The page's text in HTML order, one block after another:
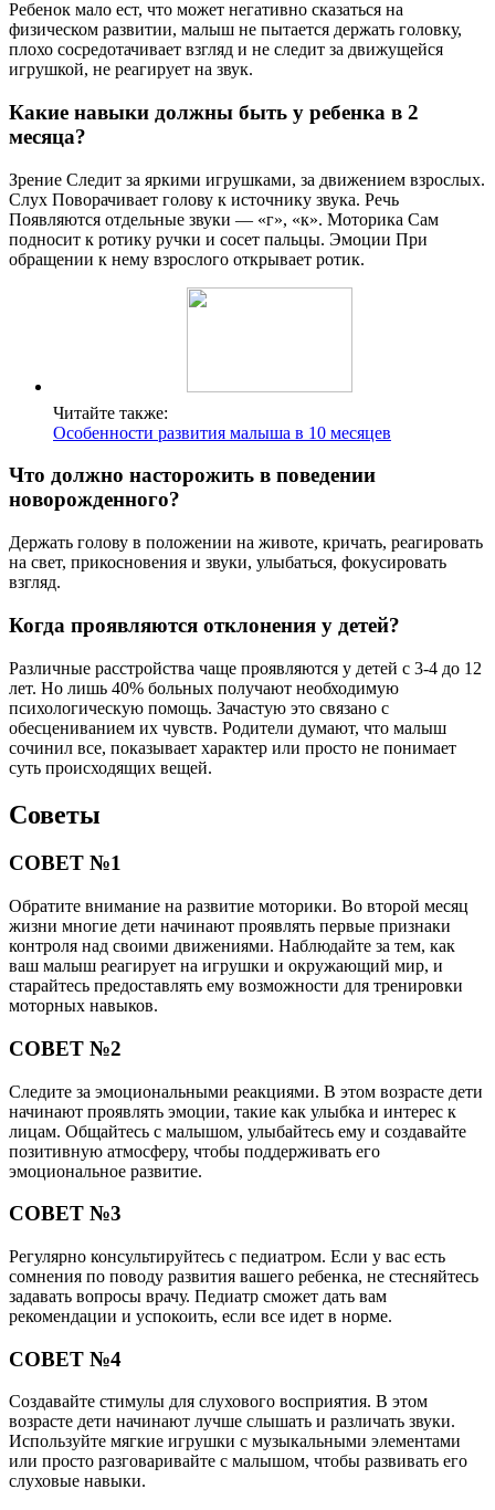
Ребенок мало ест, что может негативно сказаться на
физическом развитии, малыш не пытается держать головку,
плохо сосредотачивает взгляд и не следит за движущейся
игрушкой, не реагирует на звук.
Какие навыки должны быть у ребенка в 2
месяца?
Зрение Следит за яркими игрушками, за движением взрослых.
Слух Поворачивает голову к источнику звука. Речь
Появляются отдельные звуки — «г», «к». Моторика Сам
подносит к ротику ручки и сосет пальцы. Эмоции При
обращении к нему взрослого открывает ротик.
Читайте также:
Особенности развития малыша в 10 месяцев
Что должно насторожить в поведении
новорожденного?
Держать голову в положении на животе, кричать, реагировать
на свет, прикосновения и звуки, улыбаться, фокусировать
взгляд.
Когда проявляются отклонения у детей?
Различные расстройства чаще проявляются у детей с 3-4 до 12
лет. Но лишь 40% больных получают необходимую
психологическую помощь. Зачастую это связано с
обесцениванием их чувств. Родители думают, что малыш
сочинил все, показывает характер или просто не понимает
суть происходящих вещей.
Советы
СОВЕТ №1
Обратите внимание на развитие моторики. Во второй месяц
жизни многие дети начинают проявлять первые признаки
контроля над своими движениями. Наблюдайте за тем, как
ваш малыш реагирует на игрушки и окружающий мир, и
старайтесь предоставлять ему возможности для тренировки
моторных навыков.
СОВЕТ №2
Следите за эмоциональными реакциями. В этом возрасте дети
начинают проявлять эмоции, такие как улыбка и интерес к
лицам. Общайтесь с малышом, улыбайтесь ему и создавайте
позитивную атмосферу, чтобы поддерживать его
эмоциональное развитие.
СОВЕТ №3
Регулярно консультируйтесь с педиатром. Если у вас есть
сомнения по поводу развития вашего ребенка, не стесняйтесь
задавать вопросы врачу. Педиатр сможет дать вам
рекомендации и успокоить, если все идет в норме.
СОВЕТ №4
Создавайте стимулы для слухового восприятия. В этом
возрасте дети начинают лучше слышать и различать звуки.
Используйте мягкие игрушки с музыкальными элементами
или просто разговаривайте с малышом, чтобы развивать его
слуховые навыки.